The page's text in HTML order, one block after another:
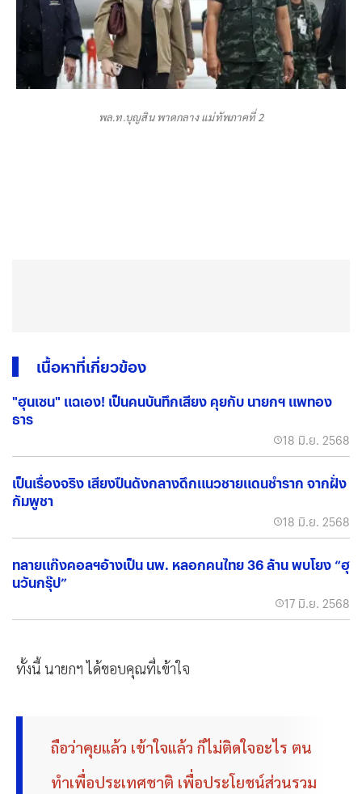
พล.ท.บุญสิน พาดกลาง แม่ทัพภาคที่ 2
เนื้อหาที่เกี่ยวข้อง
"ฮุนเซน" แฉเอง! เป็นคนบันทึกเสียง คุยกับ นายกฯ แพทอง
ธาร
18 มิ.ย. 2568
เป็นเรื่องจริง เสียงปืนดังกลางดึกแนวชายแดนชำราก จากฝั่ง
กัมพูชา
18 มิ.ย. 2568
ทลายแก๊งคอลฯอ้างเป็น นพ. หลอกคนไทย 36 ล้าน พบโยง “ฮุ
นวันกรุ๊ป”
17 มิ.ย. 2568
ทั้งนี้ นายกฯ ได้ขอบคุณที่เข้าใจ
ถือว่าคุยแล้ว เข้าใจแล้ว ก็ไม่ติดใจอะไร ตน
ทำเพื่อประเทศชาติ เพื่อประโยชน์ส่วนรวม